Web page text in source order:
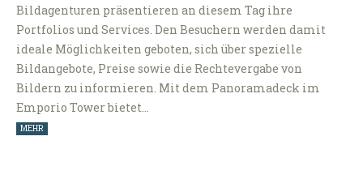
Bildagenturen präsentieren an diesem Tag ihre
Portfolios und Services. Den Besuchern werden damit
ideale Möglichkeiten geboten, sich über spezielle
Bildangebote, Preise sowie die Rechtevergabe von
Bildern zu informieren. Mit dem Panoramadeck im
Emporio Tower bietet…
MEHR